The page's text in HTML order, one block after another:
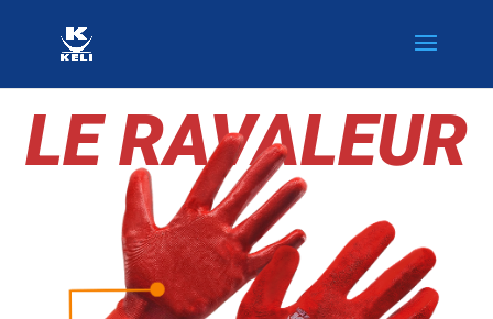
LE RAVALEUR